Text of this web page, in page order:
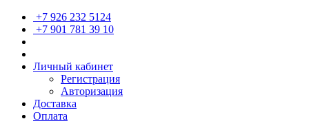
+7 926 232 5124
+7 901 781 39 10
Личный кабинет
Регистрация
Авторизация
Доставка
Оплата